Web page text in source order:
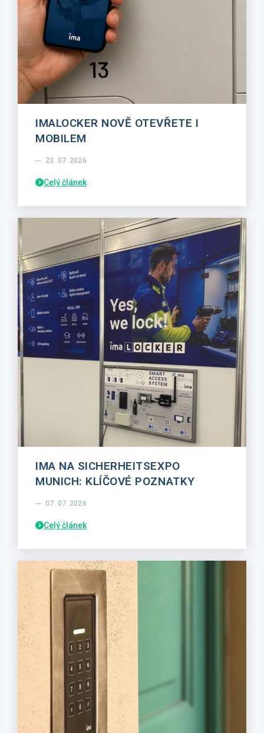
IMALOCKER NOVĚ OTEVŘETE I
MOBILEM
23. 07. 2026
Celý článek
IMA NA SICHERHEITSEXPO
MUNICH: KLÍČOVÉ POZNATKY
07. 07. 2026
Celý článek